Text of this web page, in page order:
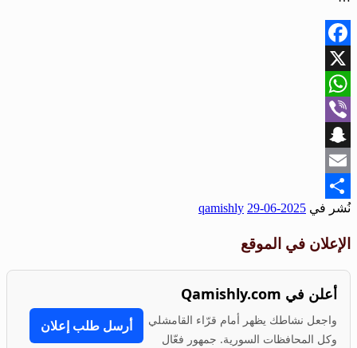
Facebook
X
WhatsApp
Viber
Snapchat
Email
Share
نُشر في 2025-06-29
qamishly
الإعلان في الموقع
أعلن في Qamishly.com
واجعل نشاطك يظهر أمام قرّاء القامشلي
وكل المحافظات السورية. جمهور فعّال
أرسل طلب إعلان